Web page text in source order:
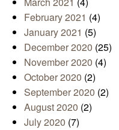
February 2021 (4)
January 2021 (5)
December 2020 (25)
November 2020 (4)
October 2020 (2)
September 2020 (2)
August 2020 (2)
July 2020 (7)